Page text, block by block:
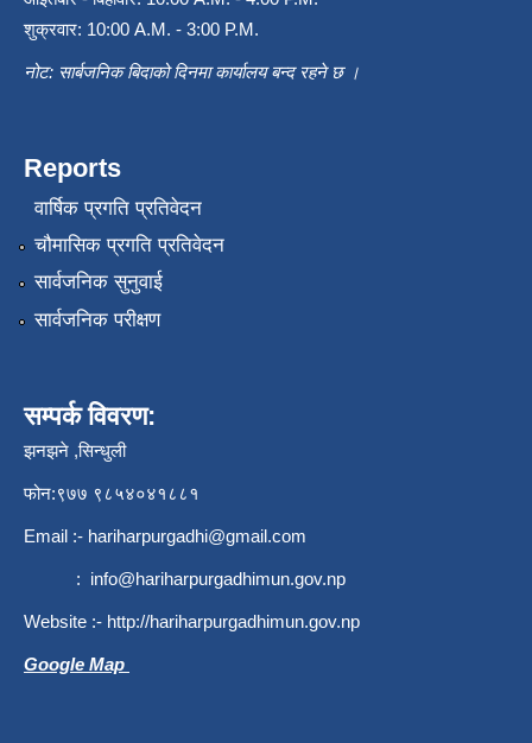
शुक्रवार: 10:00 A.M. - 3:00 P.M.
नोट: सार्बजनिक बिदाको दिनमा कार्यालय बन्द रहने छ ।
Reports
वार्षिक प्रगति प्रतिवेदन
चौमासिक प्रगति प्रतिवेदन
सार्वजनिक सुनुवाई
सार्वजनिक परीक्षण
सम्पर्क विवरण:
झनझने ,सिन्धुली
फोन:९७७ ९८५४०४१८८१
Email :- hariharpurgadhi@gmail.com
: info@hariharpurgadhimun.gov.np
Website :- http://hariharpurgadhimun.gov.np
Google Map